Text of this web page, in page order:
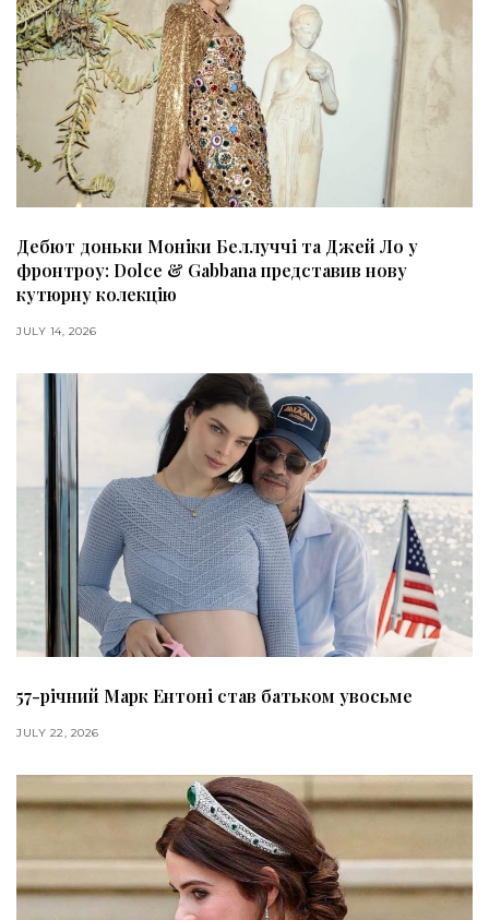
Дебют доньки Моніки Беллуччі та Джей Ло у
фронтроу: Dolce & Gabbana представив нову
кутюрну колекцію
JULY 14, 2026
57-річний Марк Ентоні став батьком увосьме
JULY 22, 2026